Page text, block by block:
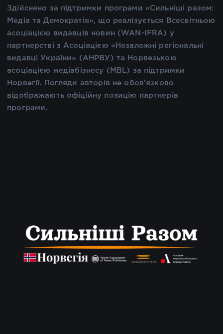
Здійснено за підтримки програми «Сильніші разом:
Медіа та Демократія», що реалізується Всесвітньою
асоціацією видавців новин (WAN-IFRA) у
партнерстві з Асоціацією «Незалежні регіональні
видавці України» (АНРВУ) та Норвезькою
асоціацією медіабізнесу (MBL) за підтримки
Норвегії. Погляди авторів не обов’язково
відображають офіційну позицію партнерів
програми.